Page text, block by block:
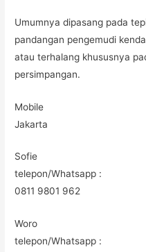
Umumnya dipasang pada
pandangan pengemudi
atau terhalang khususnya
persimpangan.
Mobile
Jakarta
Sofie
telepon/Whatsapp :
0811 9801 962
Woro
telepon/Whatsapp :